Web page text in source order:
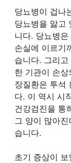
당뇨병이 겁나
당뇨병을 앓고
니다. 당뇨병
손실에 이르기
습니다. 그리
한 기관이 손
장질환은 투석
다. 이 역시 시
건강검진을 통
그 양이 많아
습니다.
초기 증상이